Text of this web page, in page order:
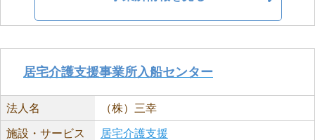
居宅介護支援事業所入船センター
法人名 （株）三幸
施設・サービス 居宅介護支援